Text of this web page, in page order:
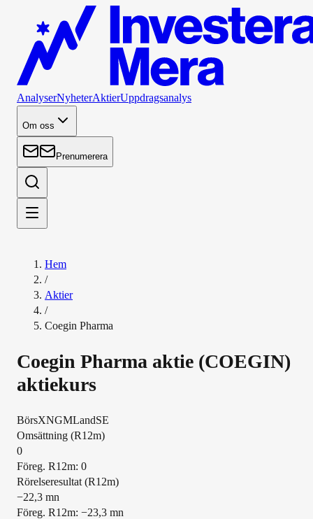
AnalyserNyheterAktierUppdragsanalys
Om oss
Prenumerera
Hem
/
Aktier
/
Coegin Pharma
Coegin Pharma aktie (COEGIN)
aktiekurs
BörsXNGMLandSE
Översikt
Omsättning (R12m)
0
Föreg. R12m: 0
Rörelseresultat (R12m)
−22,3 mn
Föreg. R12m: −23,3 mn